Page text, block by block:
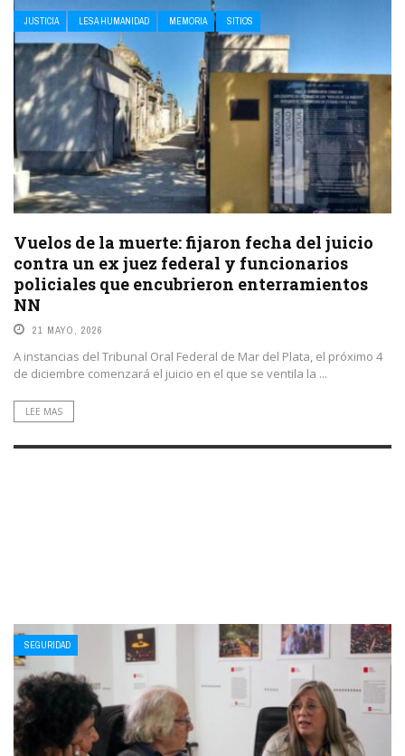
JUSTICIA LESA HUMANIDAD MEMORIA SITIOS
Vuelos de la muerte: fijaron fecha del juicio
contra un ex juez federal y funcionarios
policiales que encubrieron enterramientos
NN
21 MAYO, 2026
A instancias del Tribunal Oral Federal de Mar del Plata, el próximo 4
de diciembre comenzará el juicio en el que se ventila la ...
LEE MAS
SEGURIDAD